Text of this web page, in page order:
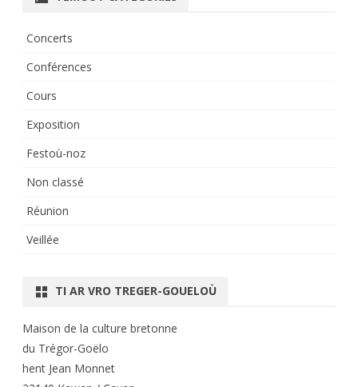
Concerts
Conférences
Cours
Exposition
Festoù-noz
Non classé
Réunion
Veillée
TI AR VRO TREGER-GOUELOÙ
Maison de la culture bretonne
du Trégor-Goëlo
hent Jean Monnet